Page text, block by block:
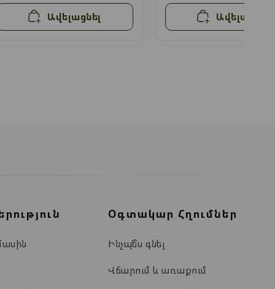
Ավելացնել Ավելացնել
Օգտակար Հղումներ
Ինչպե՞ս գնել
Վճարում և առաքում